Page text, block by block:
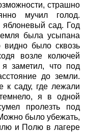
страшно
мучил голод.
сад. Год
была усыпана
было сквозь
возле колючей
заметил, что под
до земли.
к саду, где лежали
я в одной
пролезть под
было убежать,
и Полю в лагере